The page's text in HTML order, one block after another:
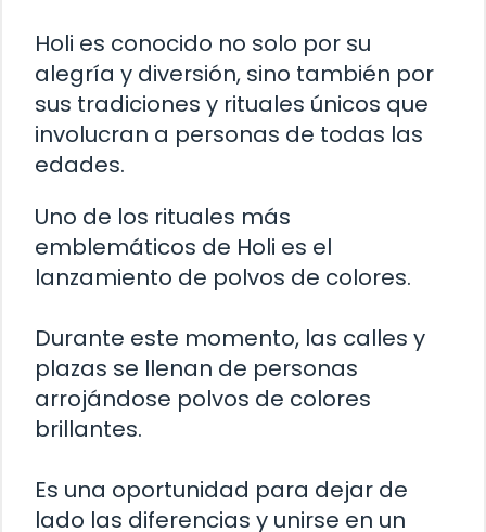
Holi es conocido no solo por su
alegría y diversión, sino también por
sus tradiciones y rituales únicos que
involucran a personas de todas las
edades.
Uno de los rituales más
emblemáticos de Holi es el
lanzamiento de polvos de colores.
Durante este momento, las calles y
plazas se llenan de personas
arrojándose polvos de colores
brillantes.
Es una oportunidad para dejar de
lado las diferencias y unirse en un